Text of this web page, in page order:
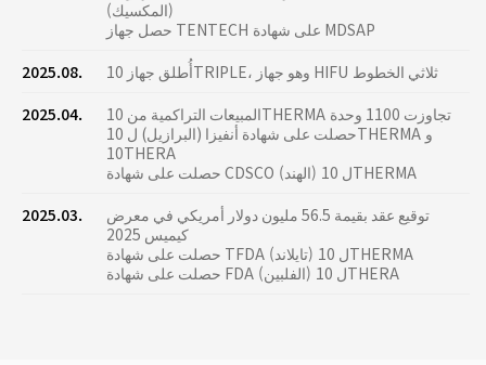
(المكسيك)
حصل جهاز TENTECH على شهادة MDSAP
2025.08.
أُطلق جهاز 10TRIPLE، وهو جهاز HIFU ثلاثي الخطوط
2025.04.
المبيعات التراكمية من 10THERMA تجاوزت 1100 وحدة
حصلت على شهادة أنفيزا (البرازيل) ل 10THERMA و
10THERA
حصلت على شهادة CDSCO (الهند) ل 10THERMA
2025.03.
توقيع عقد بقيمة 56.5 مليون دولار أمريكي في معرض
كيميس 2025
حصلت على شهادة TFDA (تايلاند) ل 10THERMA
حصلت على شهادة FDA (الفلبين) ل 10THERA